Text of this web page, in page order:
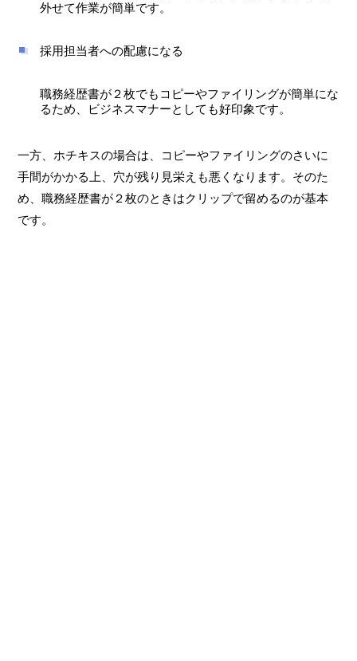
外せて作業が簡単です。
採用担当者への配慮になる
職務経歴書が２枚でもコピーやファイリングが簡単にな
るため、ビジネスマナーとしても好印象です。
一方、ホチキスの場合は、コピーやファイリングのさいに
手間がかかる上、穴が残り見栄えも悪くなります。そのた
め、職務経歴書が２枚のときはクリップで留めるのが基本
です。